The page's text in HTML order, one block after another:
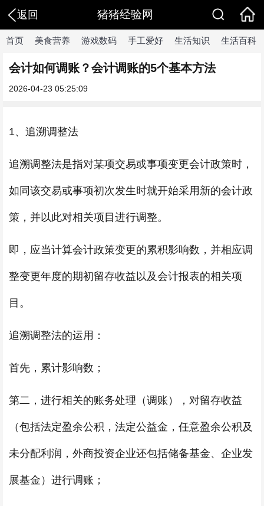
返回 猪猪经验网
首页 美食营养 游戏数码 手工爱好 生活知识 生活百科
会计如何调账？会计调账的5个基本方法
2026-04-23 05:25:09
1、追溯调整法
追溯调整法是指对某项交易或事项变更会计政策时，
如同该交易或事项初次发生时就开始采用新的会计政
策，并以此对相关项目进行调整。
即，应当计算会计政策变更的累积影响数，并相应调
整变更年度的期初留存收益以及会计报表的相关项
目。
追溯调整法的运用：
首先，累计影响数；
第二，进行相关的账务处理（调账），对留存收益
（包括法定盈余公积，法定公益金，任意盈余公积及
未分配利润，外商投资企业还包括储备基金、企业发
展基金）进行调账；